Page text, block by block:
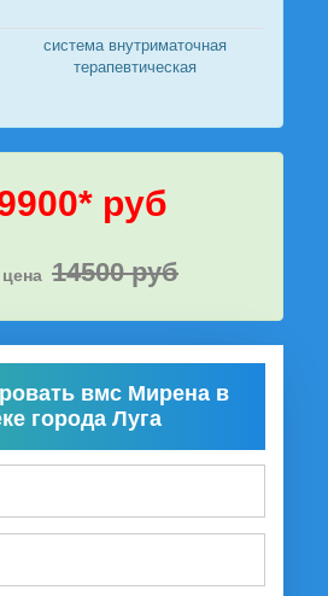
система внутриматочная
терапевтическая
руб
14500 руб
вмс Мирена в
города Луга